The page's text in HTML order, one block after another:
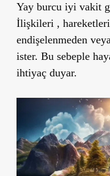
Yay burcu iyi vakit
İlişkileri ,
endişelenmeden
ister. Bu sebeple
ihtiyaç duyar.